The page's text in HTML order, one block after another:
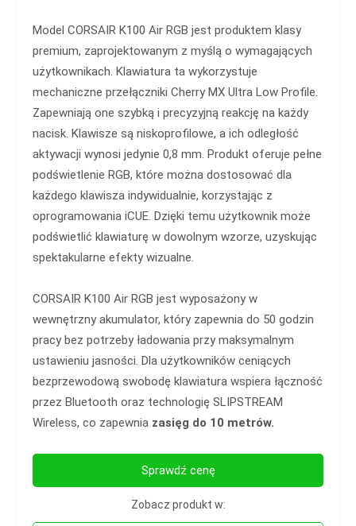
Model CORSAIR K100 Air RGB jest produktem klasy
premium, zaprojektowanym z myślą o wymagających
użytkownikach. Klawiatura ta wykorzystuje
mechaniczne przełączniki Cherry MX Ultra Low Profile.
Zapewniają one szybką i precyzyjną reakcję na każdy
nacisk. Klawisze są niskoprofilowe, a ich odległość
aktywacji wynosi jedynie 0,8 mm. Produkt oferuje pełne
podświetlenie RGB, które można dostosować dla
każdego klawisza indywidualnie, korzystając z
oprogramowania iCUE. Dzięki temu użytkownik może
podświetlić klawiaturę w dowolnym wzorze, uzyskując
spektakularne efekty wizualne.
CORSAIR K100 Air RGB jest wyposażony w
wewnętrzny akumulator, który zapewnia do 50 godzin
pracy bez potrzeby ładowania przy maksymalnym
ustawieniu jasności. Dla użytkowników ceniących
bezprzewodową swobodę klawiatura wspiera łączność
przez Bluetooth oraz technologię SLIPSTREAM
Wireless, co zapewnia zasięg do 10 metrów.
Sprawdź cenę
Zobacz produkt w: